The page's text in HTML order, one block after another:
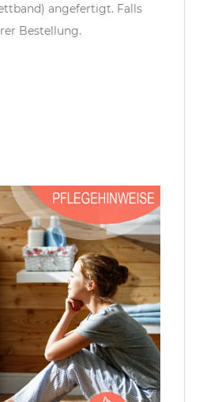
angefertigt. Falls
Bestellung.